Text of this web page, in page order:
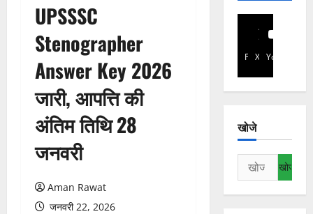
UPSSSC
Stenographer
Answer Key 2026
जारी, आपत्ति की
अंतिम तिथि 28
जनवरी
Aman Rawat
जनवरी 22, 2026
Facebook
X YouTube
खोजे
निम्न
को
खोजें: